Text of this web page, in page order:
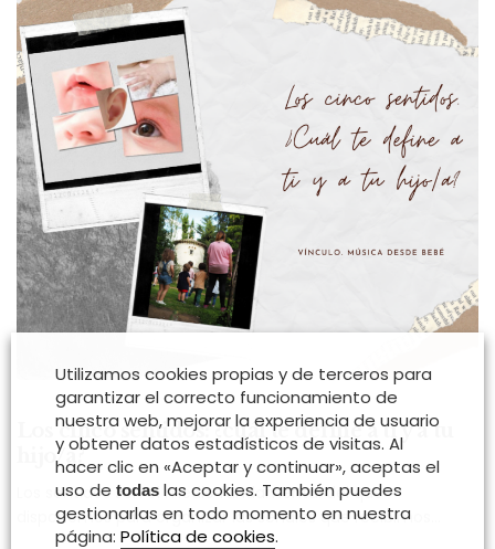
Los cinco sentidos: ¿cuál te define a ti y a tu
hijo/a?
Los sentidos son el medio fundamental del que
disponemos para organizar las señales que recibimos…
Utilizamos cookies propias y de terceros para
garantizar el correcto funcionamiento de
nuestra web, mejorar la experiencia de usuario
y obtener datos estadísticos de visitas. Al
hacer clic en «Aceptar y continuar», aceptas el
uso de todas las cookies. También puedes
gestionarlas en todo momento en nuestra
página: Política de cookies.